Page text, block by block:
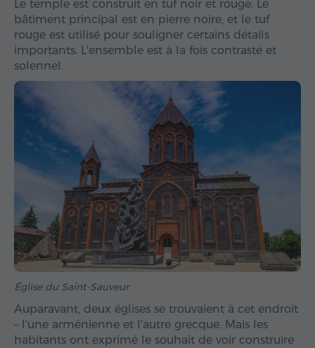
Le temple est construit en tuf noir et rouge. Le
bâtiment principal est en pierre noire, et le tuf
rouge est utilisé pour souligner certains détails
importants. L'ensemble est à la fois contrasté et
solennel.
Église du Saint-Sauveur
Auparavant, deux églises se trouvaient à cet endroit
– l'une arménienne et l'autre grecque. Mais les
habitants ont exprimé le souhait de voir construire